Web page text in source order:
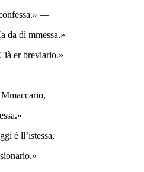
—
da dì mmessa.» —
er breviario.»
è ll’istessa,
—